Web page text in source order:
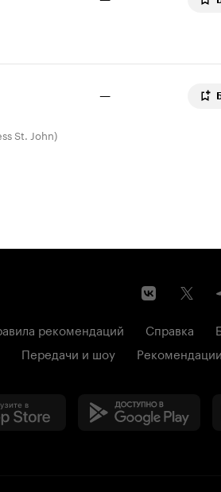
St. John)
—
рекомендаций Справка
Передачи и шоу